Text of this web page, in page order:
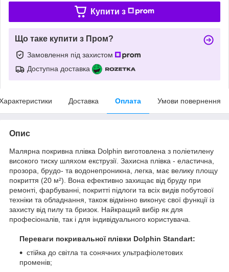
Купити з
Що таке купити з Пром?
Замовлення під захистом
Доступна доставка
Доставка Оплата Умови повернення
Опис
Малярна покривна плівка Dolphin виготовлена з поліетилену
високого тиску шляхом екструзії. Захисна плівка - еластична,
прозора, брудо- та водонепроникна, легка, має велику площу
покриття (20 м²). Вона ефективно захищає від бруду при
ремонті, фарбуванні, покритті підлоги та всіх видів побутової
техніки та обладнання, також відмінно виконує свої функції із
захисту від пилу та бризок. Найкращий вибір як для
професіоналів, так і для індивідуального користувача.
Переваги покривальної плівки Dolphin Standart:
стійка до світла та сонячних ультрафіолетових
променів;